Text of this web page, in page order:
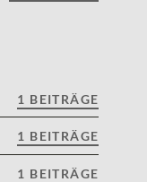
1 BEITRÄGE
1 BEITRÄGE
1 BEITRÄGE